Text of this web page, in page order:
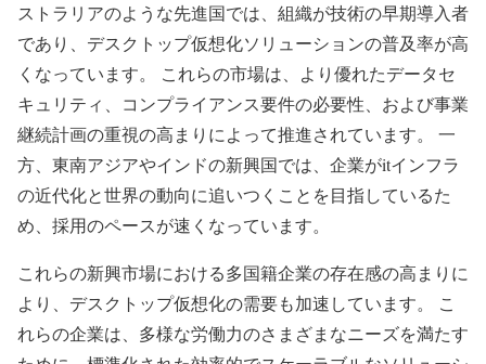
ストラリアのような先進国では、組織が技術の早期導入者
であり、デスクトップ仮想化ソリューションの普及率が高
くなっています。 これらの市場は、より優れたデータセ
キュリティ、コンプライアンス要件の必要性、および事業
継続計画の重視の高まりによって推進されています。 一
方、東南アジアやインドの新興国では、企業がitインフラ
の近代化と世界の動向に追いつくことを目指しているた
め、採用のペースが速くなっています。
これらの新興市場における多国籍企業の存在感の高まりに
より、デスクトップ仮想化の需要も加速しています。 こ
れらの企業は、多様な労働力のさまざまなニーズを満たす